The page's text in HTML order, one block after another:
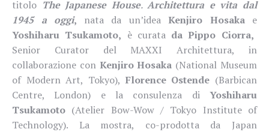
titolo The Japanese House.Architettura e vita dal
1945 a oggi, nata da un’idea Kenjiro Hosaka e
Yoshiharu Tsukamoto, è curatada Pippo Ciorra,
Senior Curator del MAXXI Architettura, in
collaborazione con Kenjiro Hosaka (National Museum
of Modern Art, Tokyo), Florence Ostende (Barbican
Centre, London) e la consulenza di Yoshiharu
Tsukamoto (Atelier Bow-Wow / Tokyo Institute of
Technology). La mostra, co-prodotta da Japan